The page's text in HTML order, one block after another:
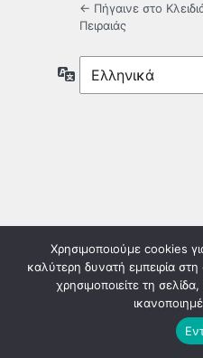
← Πήγαινε στο
Πειραιάς
Γλώσσα
Χρησιμοποιούμε cookies
καλύτερη δυνατή εμπειρία
χρησιμοποιείτε τη